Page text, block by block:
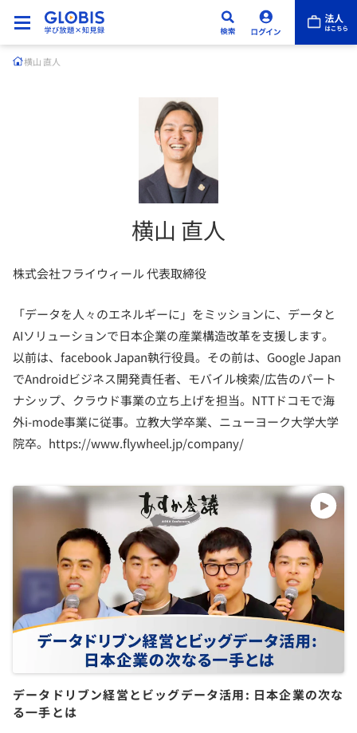
横山 直人
横山 直人
株式会社フライウィール 代表取締役
「データを人々のエネルギーに」をミッションに、データと
AIソリューションで日本企業の産業構造改革を支援します。
以前は、facebook Japan執行役員。その前は、Google Japan
でAndroidビジネス開発責任者、モバイル検索/広告のパート
ナシップ、クラウド事業の立ち上げを担当。NTTドコモで海
外i-mode事業に従事。立教大学卒業、ニューヨーク大学大学
院卒。https://www.flywheel.jp/company/
データドリブン経営とビッグデータ活用: 日本企業の次な
る一手とは